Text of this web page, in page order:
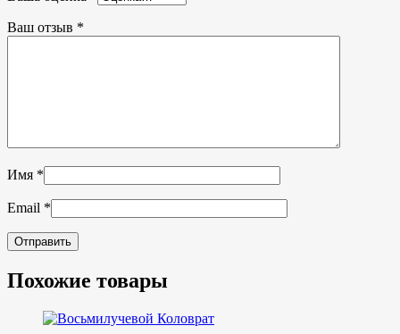
Ваш отзыв *
Имя *
Email *
Похожие товары